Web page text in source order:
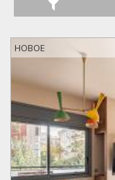
НОВОЕ